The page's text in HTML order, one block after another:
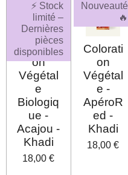
⚡ Stock
limité –
Dernières
pièces
disponibles
Colorati
on
Végétal
e
Biologiq
ue -
Acajou -
Khadi
18,00 €
Nouveauté
🔥
Colorati
on
Végétal
e -
ApéroR
ed -
Khadi
18,00 €